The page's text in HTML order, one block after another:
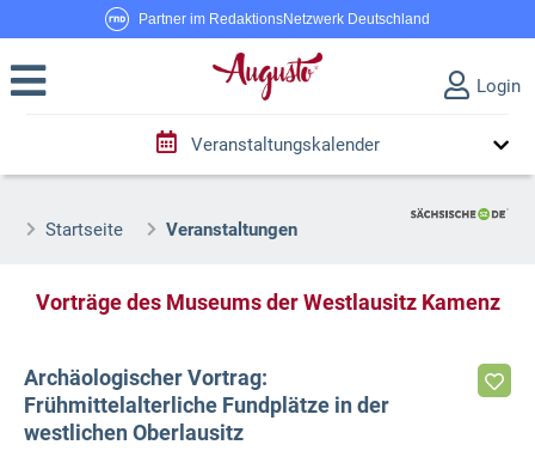
Partner im RedaktionsNetzwerk Deutschland
Login
Veranstaltungskalender
Startseite Veranstaltungen
Vorträge des Museums der Westlausitz Kamenz
Archäologischer Vortrag:
Frühmittelalterliche Fundplätze in der
westlichen Oberlausitz